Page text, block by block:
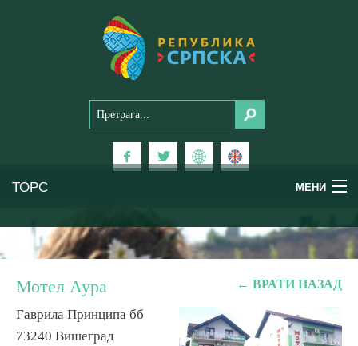
ТОРС МЕНИ
Планински туризам
← ВРАТИ НАЗАД
Мотел Аура
Гаврила Принципа бб
73240 Вишеград